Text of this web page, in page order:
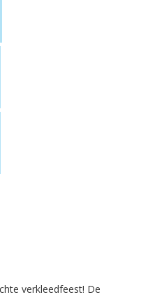
verkleedfeest! De